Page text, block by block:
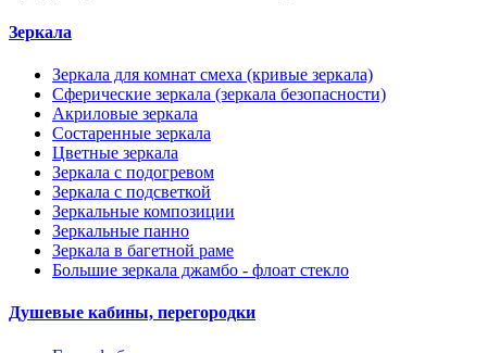
Зеркала
Зеркала для комнат смеха (кривые зеркала)
Сферические зеркала (зеркала безопасности)
Акриловые зеркала
Состаренные зеркала
Цветные зеркала
Зеркала с подогревом
Зеркала с подсветкой
Зеркальные композиции
Зеркальные панно
Зеркала в багетной раме
Большие зеркала джамбо - флоат стекло
Душевые кабины, перегородки